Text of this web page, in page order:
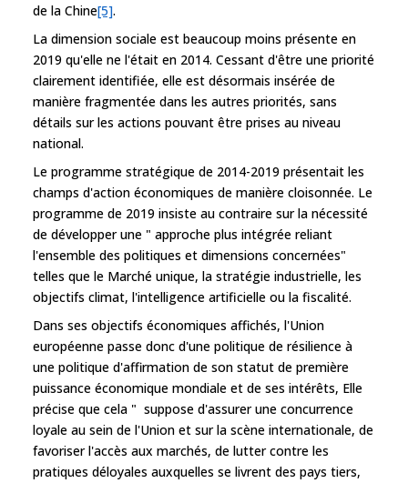
de la Chine[5].
La dimension sociale est beaucoup moins présente en
2019 qu'elle ne l'était en 2014. Cessant d'être une priorité
clairement identifiée, elle est désormais insérée de
manière fragmentée dans les autres priorités, sans
détails sur les actions pouvant être prises au niveau
national.
Le programme stratégique de 2014-2019 présentait les
champs d'action économiques de manière cloisonnée. Le
programme de 2019 insiste au contraire sur la nécessité
de développer une " approche plus intégrée reliant
l'ensemble des politiques et dimensions concernées"
telles que le Marché unique, la stratégie industrielle, les
objectifs climat, l'intelligence artificielle ou la fiscalité.
Dans ses objectifs économiques affichés, l'Union
européenne passe donc d'une politique de résilience à
une politique d'affirmation de son statut de première
puissance économique mondiale et de ses intérêts, Elle
précise que cela " suppose d'assurer une concurrence
loyale au sein de l'Union et sur la scène internationale, de
favoriser l'accès aux marchés, de lutter contre les
pratiques déloyales auxquelles se livrent des pays tiers,